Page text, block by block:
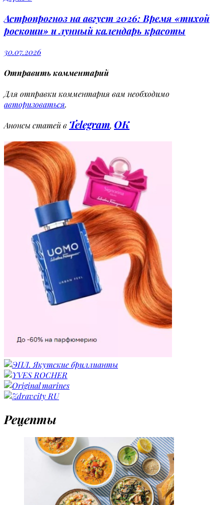
Астропрогноз на август 2026: Время «тихой
роскоши» и лунный календарь красоты
30.07.2026
Отправить комментарий
Для отправки комментария вам необходимо
авторизоваться.
Анонсы статей в Telegram, OK
Рецепты